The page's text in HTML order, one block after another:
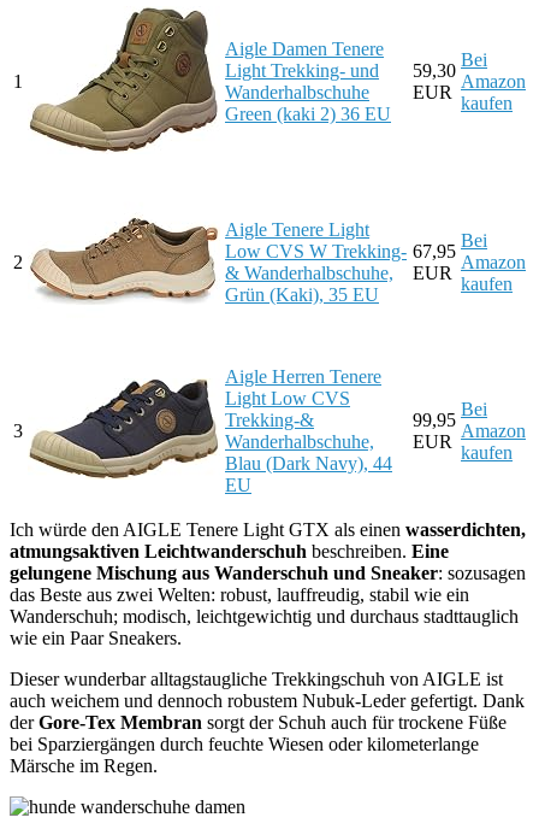
1
Aigle Damen Tenere
Light Trekking- und
Wanderhalbschuhe
Green (kaki 2) 36 EU
59,30
EUR
Bei
Amazon
kaufen
2
Aigle Tenere Light
Low CVS W Trekking-
& Wanderhalbschuhe,
Grün (Kaki), 35 EU
67,95
EUR
Bei
Amazon
kaufen
3
Aigle Herren Tenere
Light Low CVS
Trekking-&
Wanderhalbschuhe,
Blau (Dark Navy), 44
EU
99,95
EUR
Bei
Amazon
kaufen
Ich würde den AIGLE Tenere Light GTX als einen wasserdichten,
atmungsaktiven Leichtwanderschuh beschreiben. Eine
gelungene Mischung aus Wanderschuh und Sneaker: sozusagen
das Beste aus zwei Welten: robust, lauffreudig, stabil wie ein
Wanderschuh; modisch, leichtgewichtig und durchaus stadttauglich
wie ein Paar Sneakers.
Dieser wunderbar alltagstaugliche Trekkingschuh von AIGLE ist
auch weichem und dennoch robustem Nubuk-Leder gefertigt. Dank
derGore-Tex Membran sorgt der Schuh auch für trockene Füße
bei Sparziergängen durch feuchte Wiesen oder kilometerlange
Märsche im Regen.